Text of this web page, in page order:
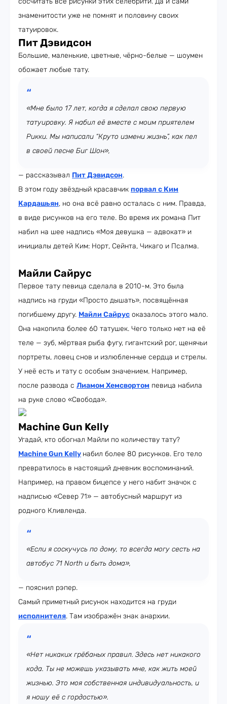
знаменитости уже не помнят и половину своих
татуировок.
Пит Дэвидсон
Большие, маленькие, цветные, чёрно-белые — шоумен
обожает любые тату.
«Мне было 17 лет, когда я сделал свою первую
татуировку. Я набил её вместе с моим приятелем
Рикки. Мы написали “Круто измени жизнь”, как пел
в своей песне Биг Шон»,
— рассказывал Пит Дэвидсон.
В этом году звёздный красавчик порвал с Ким
Кардашьян, но она всё равно осталась с ним. Правда,
в виде рисунков на его теле. Во время их романа Пит
набил на шее надпись «Моя девушка — адвокат» и
инициалы детей Ким: Норт, Сейнта, Чикаго и Псалма.
Майли Сайрус
Первое тату певица сделала в 2010-м. Это была
надпись на груди «Просто дышать», посвящённая
погибшему другу. Майли Сайрус оказалось этого мало.
Она накопила более 60 татушек. Чего только нет на её
теле — зуб, мёртвая рыба фугу, гигантский рог, щенячьи
портреты, ловец снов и излюбленные сердца и стрелы.
У неё есть и тату с особым значением. Например,
после развода с Лиамом Хемсвортом певица набила
на руке слово «Свобода».
Machine Gun Kelly
Угадай, кто обогнал Майли по количеству тату?
Machine Gun Kelly набил более 80 рисунков. Его тело
превратилось в настоящий дневник воспоминаний.
Например, на правом бицепсе у него набит значок с
надписью «Север 71» — автобусный маршрут из
родного Кливленда.
«Если я соскучусь по дому, то всегда могу сесть на
автобус 71 North и быть дома»,
— пояснил рэпер.
Самый приметный рисунок находится на груди
исполнителя. Там изображён знак анархии.
«Нет никаких грёбаных правил. Здесь нет никакого
кода. Ты не можешь указывать мне, как жить моей
жизнью. Это моя собственная индивидуальность, и
я ношу её с гордостью».